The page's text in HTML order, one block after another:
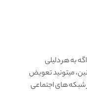
به هر دلیلی
طبق قوانین، میتونید تعویض
شبکه های اجتماعی